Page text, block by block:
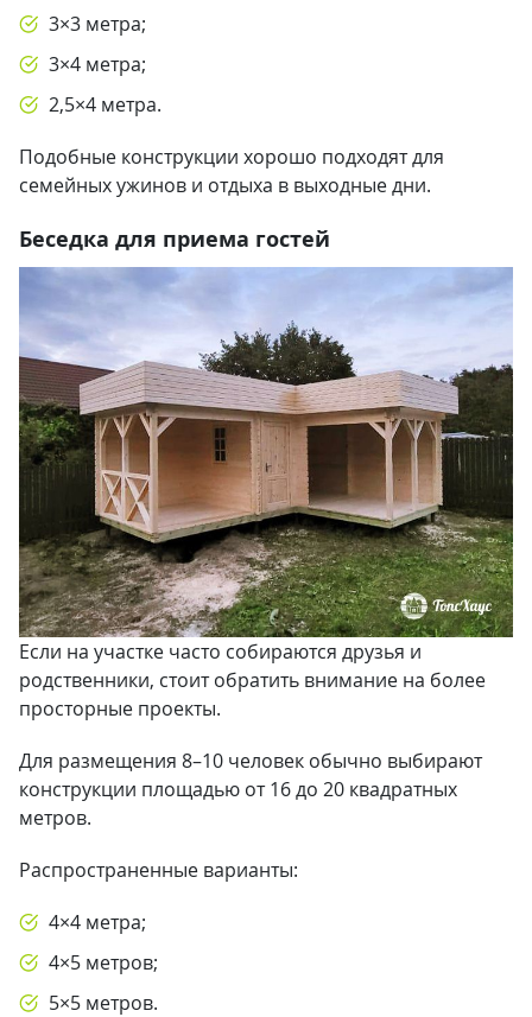
3×3 метра;
3×4 метра;
2,5×4 метра.
Подобные конструкции хорошо подходят для
семейных ужинов и отдыха в выходные дни.
Беседка для приема гостей
Если на участке часто собираются друзья и
родственники, стоит обратить внимание на более
просторные проекты.
Для размещения 8–10 человек обычно выбирают
конструкции площадью от 16 до 20 квадратных
метров.
Распространенные варианты:
4×4 метра;
4×5 метров;
5×5 метров.